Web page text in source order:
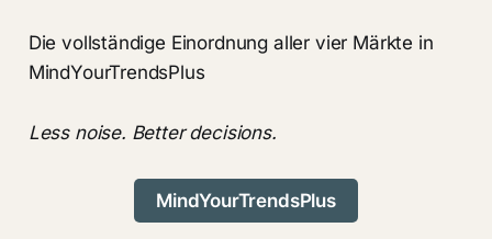
Die vollständige Einordnung aller vier Märkte in
MindYourTrendsPlus
Less noise. Better decisions.
MindYourTrendsPlus